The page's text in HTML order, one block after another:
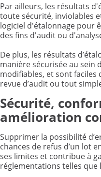
Par ailleurs, les résultats
toute sécurité, inviolables
logiciel d'étalonnage pour
des fins d'audit ou
De plus, les résultats
manière sécurisée au sein
modifiables, et sont faciles
revue d’audit ou tout
Sécurité,
amélioration
Supprimer la possibilité
chances de refus d’un lot
ses limites et contribue à
réglementations telles que